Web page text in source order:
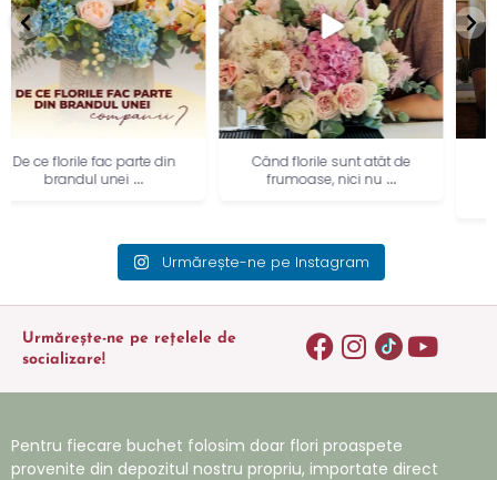
Când florile sunt atât de
frumoase, nici nu
Primul challenge… și sigur
nu ultimul. 😄🌸
Urmărește-ne pe Instagram
Urmărește-ne pe rețelele de
socializare!
Pentru fiecare buchet folosim doar flori proaspete
provenite din depozitul nostru propriu, importate direct